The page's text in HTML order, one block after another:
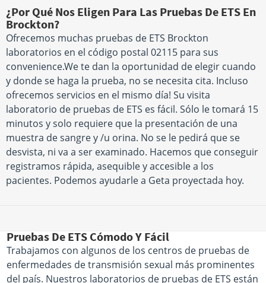
¿Por Qué Nos Eligen Para Las Pruebas De ETS En
Brockton?
Ofrecemos muchas pruebas de ETS Brockton
laboratorios en el código postal 02115 para sus
convenience.We te dan la oportunidad de elegir cuando
y donde se haga la prueba, no se necesita cita. Incluso
ofrecemos servicios en el mismo día! Su visita
laboratorio de pruebas de ETS es fácil. Sólo le tomará 15
minutos y solo requiere que la presentación de una
muestra de sangre y /u orina. No se le pedirá que se
desvista, ni va a ser examinado. Hacemos que conseguir
registramos rápida, asequible y accesible a los
pacientes. Podemos ayudarle a Geta proyectada hoy.
Pruebas De ETS Cómodo Y Fácil
Trabajamos con algunos de los centros de pruebas de
enfermedades de transmisión sexual más prominentes
del país. Nuestros laboratorios de pruebas de ETS están